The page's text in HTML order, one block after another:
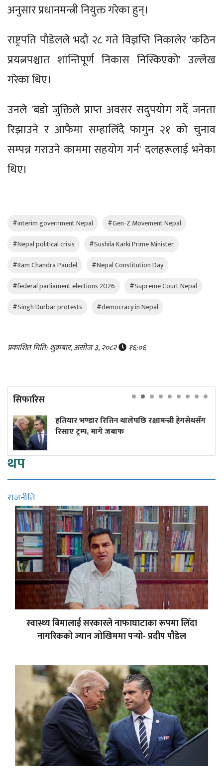
अनुसार प्रधानमन्त्री नियुक्त गरेका हुन्।
राष्ट्रपति पौडेलले भदौ २८ गते विज्ञप्ति निकालेर 'कठिन
प्रयत्नपश्चात शान्तिपूर्ण निकास निस्किएको' उल्लेख
गरेका थिए।
उनले 'बडो जुक्तिले प्राप्त अवसर सदुपयोग गर्दै जनता
रिझाउने र आफैमा सम्हालिँदै फागुन २१ को चुनाव
सम्पन्न गराउने काममा सहयोग गर्न' दलहरूलाई भनेका
थिए।
#interim government Nepal
#Gen-Z Movement Nepal
#Nepal political crisis
#Sushila Karki Prime Minister
#Ram Chandra Paudel
#Nepal Constitution Day
#federal parliament elections 2026
#Supreme Court Nepal
#Singh Durbar protests
#democracy in Nepal
प्रकाशित मिति: शुक्रबार, असोज ३, २०८२ १६:०६
सिफारिस
रित्तिन थालेपछि रक्षामन्त्री हेगसेथसँग
मागे जबाफ
लाभांश
थप
राजनीति
स्वास्थ्य बिमालाई सरकारले नाफाघाटाका रूपमा लिँदा
नागरिकको ज्यान जोखिममा पर्‍यो- प्रदीप पौडेल